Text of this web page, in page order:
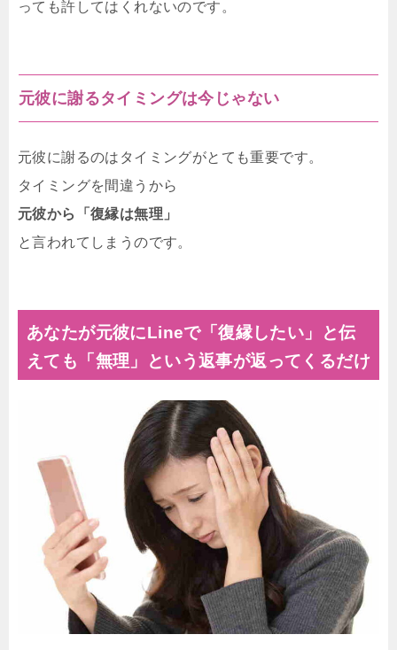
っても許してはくれないのです。
元彼に謝るタイミングは今じゃない
元彼に謝るのはタイミングがとても重要です。
タイミングを間違うから
元彼から「復縁は無理」
と言われてしまうのです。
あなたが元彼にLineで「復縁したい」と伝
えても「無理」という返事が返ってくるだけ